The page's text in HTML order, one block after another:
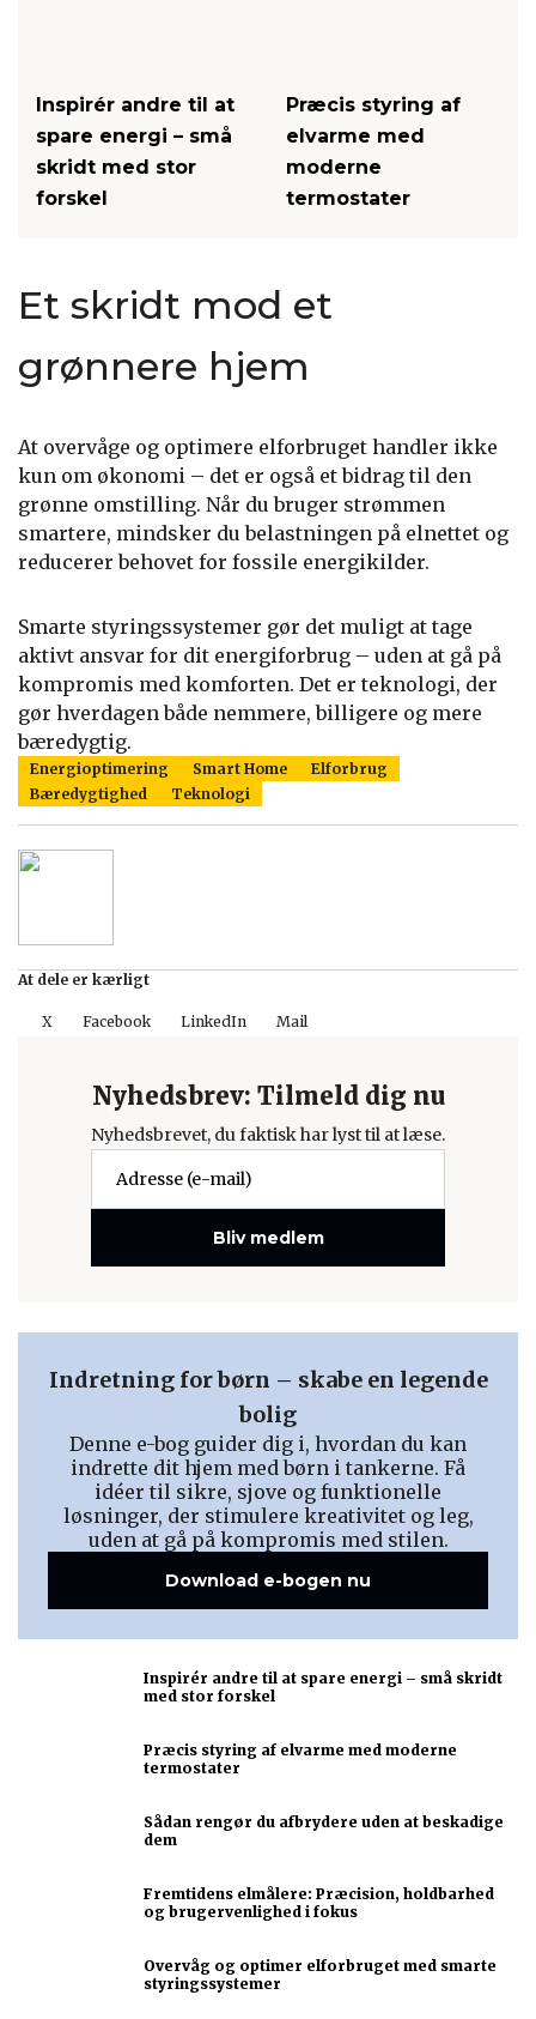
Inspirér andre til at
spare energi – små
skridt med stor
forskel
Præcis styring af
elvarme med
moderne
termostater
Et skridt mod et
grønnere hjem
At overvåge og optimere elforbruget handler ikke
kun om økonomi – det er også et bidrag til den
grønne omstilling. Når du bruger strømmen
smartere, mindsker du belastningen på elnettet og
reducerer behovet for fossile energikilder.
Smarte styringssystemer gør det muligt at tage
aktivt ansvar for dit energiforbrug – uden at gå på
kompromis med komforten. Det er teknologi, der
gør hverdagen både nemmere, billigere og mere
bæredygtig.
Energioptimering Smart Home
Elforbrug
Bæredygtighed
Teknologi
At dele er kærligt
X Facebook LinkedIn Mail
Nyhedsbrev: Tilmeld dig nu
Nyhedsbrevet, du faktisk har lyst til at læse.
Bliv medlem
Indretning for børn – skabe en legende
bolig
Denne e-bog guider dig i, hvordan du kan
indrette dit hjem med børn i tankerne. Få
idéer til sikre, sjove og funktionelle
løsninger, der stimulere kreativitet og leg,
uden at gå på kompromis med stilen.
Download e-bogen nu
Inspirér andre til at spare energi – små skridt
med stor forskel
Præcis styring af elvarme med moderne
termostater
Sådan rengør du afbrydere uden at beskadige
dem
Fremtidens elmålere: Præcision, holdbarhed
og brugervenlighed i fokus
Overvåg og optimer elforbruget med smarte
styringssystemer